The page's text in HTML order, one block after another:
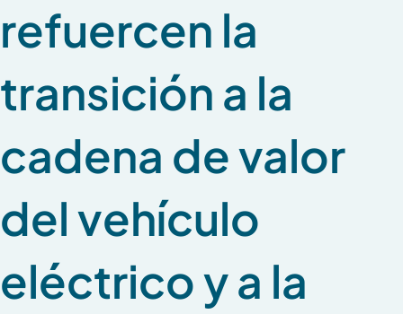
refuercen la
transición a la
cadena de valor
del vehículo
eléctrico y a la